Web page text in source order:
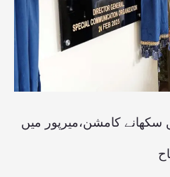
سکھانے کامشن،میرپور میں